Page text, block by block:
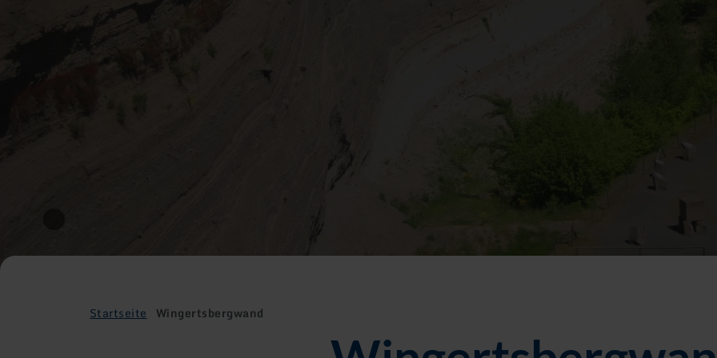
Startseite Wingertsbergwand